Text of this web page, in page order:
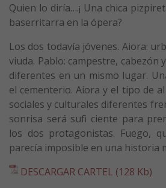
Quien lo diría….¡ Una chica
baserritarra en la ópera?
Los dos todavía jóvenes. Aiora:
viuda. Pablo: campestre, cabezón
diferentes en un mismo lugar.
el cementerio. Aiora y el tipo de
sociales y culturales diferentes
sonrisa será sufi ciente para
los dos protagonistas. Fuego,
parecía imposible en una historia
DESCARGAR CARTEL (128 Kb)